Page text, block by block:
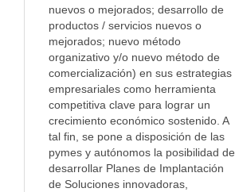
nuevos o mejorados; desarrollo de
productos / servicios nuevos o
mejorados; nuevo método
organizativo y/o nuevo método de
comercialización) en sus estrategias
empresariales como herramienta
competitiva clave para lograr un
crecimiento económico sostenido. A
tal fin, se pone a disposición de las
pymes y autónomos la posibilidad de
desarrollar Planes de Implantación
de Soluciones innovadoras,